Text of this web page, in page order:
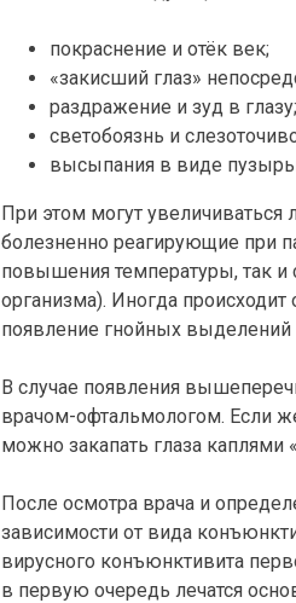
покраснение и отёк век;
«закисший глаз»
раздражение и зуд в глазу;
светобоязнь и
высыпания в виде
При этом могут
болезненно реагирующие при
повышения температуры, так
организма). Иногда
появление гнойных выделений
В случае появления
врачом-офтальмологом. Если
можно закапать глаза каплями
После осмотра врача и
зависимости от вида
вирусного конъюнктивита
в первую очередь лечатся